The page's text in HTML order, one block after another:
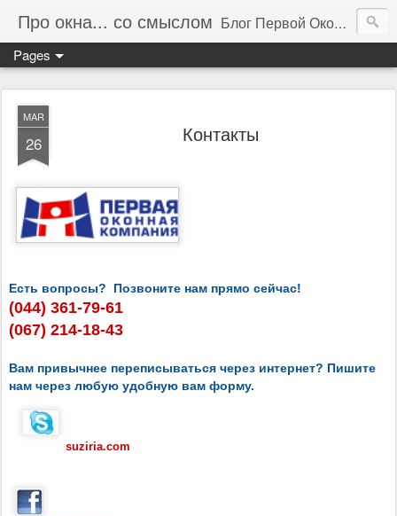
Про окна... со смыслом Блог Первой Оконной Компании. Про окна и оконные технологии.
Pages
MAR
26 Контакты
Есть вопросы? Позвоните нам прямо сейчас!
(044) 361-79-61
(067) 214-18-43
Вам привычнее переписываться через интернет? Пишите
нам через любую удобную вам форму.
suziria.com